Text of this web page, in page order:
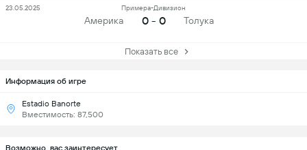
Информация об игре
Estadio Banorte
Вместимость: 87,500
Америка
Примера-Дивизион
0 - 0 Толука
23.05.2025
Показать все
Возможно, вас заинтересует